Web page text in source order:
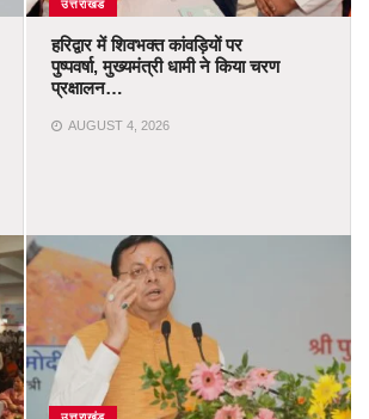
उत्तराखंड
हरिद्वार में शिवभक्त कांवड़ियों पर
पुष्पवर्षा, मुख्यमंत्री धामी ने किया चरण
प्रक्षालन…
AUGUST 4, 2026